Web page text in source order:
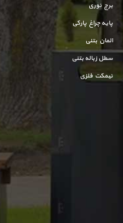
برج نوری
پایه چراغ پارکی
المان بتنی
سطل زباله بتنی
نیمکت فلزی